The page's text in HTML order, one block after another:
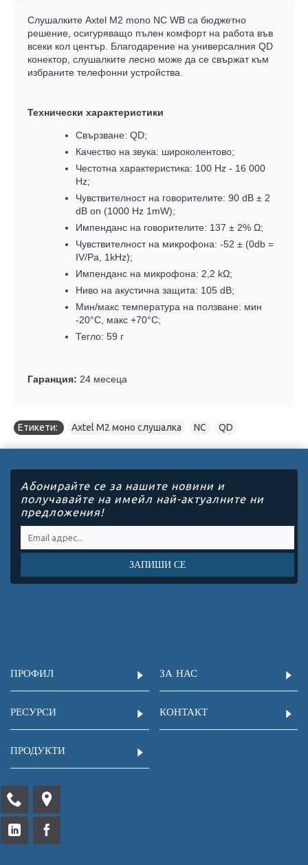
Слушалките Axtel M2 mono NC WB са бюджетно
решение, осигуряващо пълен комфорт на работа във
всеки кол център. Благодарение на универсалния QD
конектор, слушалките лесно може да се свържат към
избраните телефонни устройства.
Технически характеристики
Свързване: QD;
Качество на звука: широколентово;
Честотна характеристика: 100 Hz - 16 000
Hz;
Чувствителност на говорителите: 90 dB ± 2
dB on (1000 Hz 1mW);
Импенданс на говорителите: 137 ± 2% Ω;
Чувствителност на микрофона: -52 ± (0db =
IV/Pa, 1kHz);
Импенданс на микрофона: 2,2 kΩ;
Ниво на акустична защита: 105 dB;
Мин/макс температура на ползване: мин
-20°C, макс +70°C;
Тегло: 59 г
Гаранция: 24 месеца
Етикети: Axtel M2 моно слушалкa NC QD
Абонирайте се за нашите новини и
получавайте на имейл най-актуалните ни
предложения!
ЗАПИШИ СЕ
ПРОФИЛ ЗА НАС
РЕСУРСИ КОНТАКТ
ПРОДУКТИ